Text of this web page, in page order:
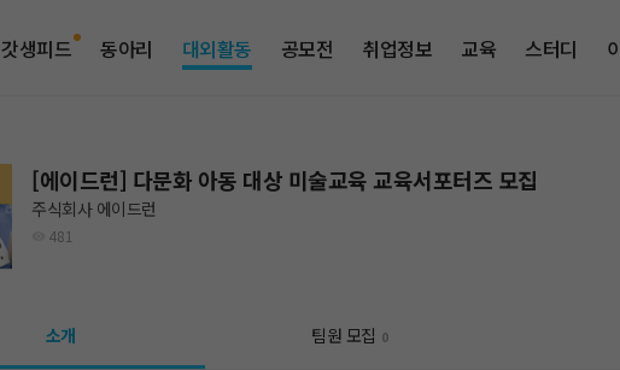
갓생피드 동아리 대외활동 공모전 취업정보 교육 스터디
[에이드런] 다문화 아동 대상 미술교육 교육서포터즈 모집
주식회사 에이드런
481
소개 팀원 모집 0